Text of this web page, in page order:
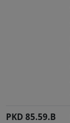
PKD 85.59.B